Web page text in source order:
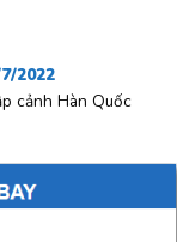
2022
cảnh Hàn Quốc